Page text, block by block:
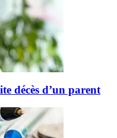
décès d’un parent